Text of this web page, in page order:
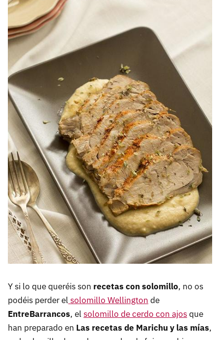
Y si lo que queréis son recetas con solomillo, no os
podéis perder el solomillo Wellington de
EntreBarrancos, el solomillo de cerdo con ajosque
han preparado en Las recetas de Marichu y las mías,